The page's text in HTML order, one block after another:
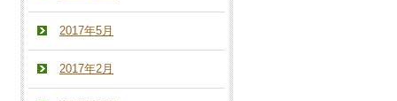
2017年5月
2017年2月